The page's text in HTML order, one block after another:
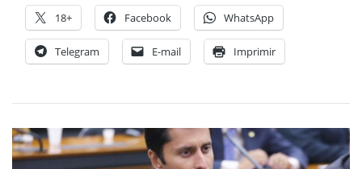
18+ Facebook WhatsApp
Telegram E-mail Imprimir